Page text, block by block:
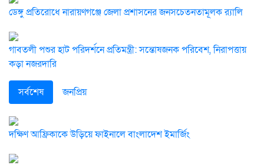
ডেঙ্গু প্রতিরোধে নারায়ণগঞ্জে জেলা প্রশাসনের জনসচেতনতামূলক র‌্যালি
গাবতলী পশুর হাট পরিদর্শনে প্রতিমন্ত্রী: সন্তোষজনক পরিবেশ, নিরাপত্তায়
কড়া নজরদারি
সর্বশেষ জনপ্রিয়
দক্ষিণ আফ্রিকাকে উড়িয়ে ফাইনালে বাংলাদেশ ইমার্জিং